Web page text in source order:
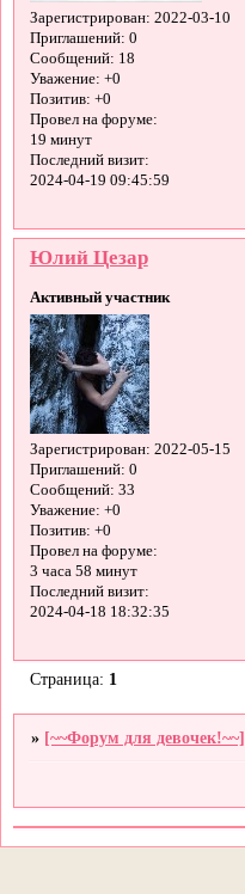
Зарегистрирован: 2022-03-10
Приглашений: 0
Сообщений: 18
Уважение: +0
Позитив: +0
Провел на форуме:
19 минут
Последний визит:
2024-04-19 09:45:59
Юлий Цезар
Активный участник
Зарегистрирован: 2022-05-15
Приглашений: 0
Сообщений: 33
Уважение: +0
Позитив: +0
Провел на форуме:
3 часа 58 минут
Последний визит:
2024-04-18 18:32:35
Страница: 1
» [~~Форум для девочек!~~]